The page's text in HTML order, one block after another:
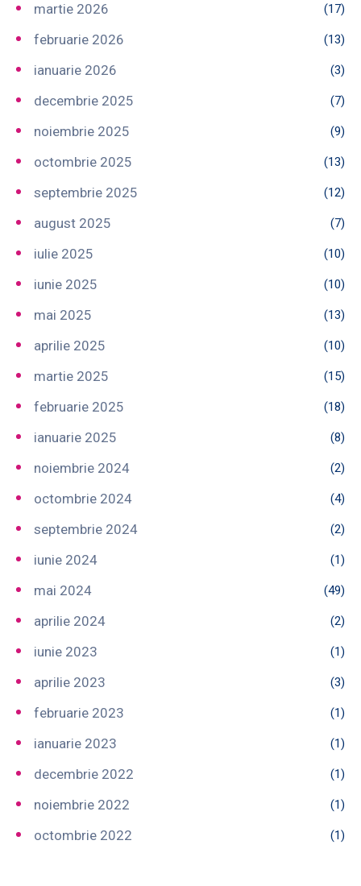
martie 2026 (17)
februarie 2026 (13)
ianuarie 2026 (3)
decembrie 2025 (7)
noiembrie 2025 (9)
octombrie 2025 (13)
septembrie 2025 (12)
august 2025 (7)
iulie 2025 (10)
iunie 2025 (10)
mai 2025 (13)
aprilie 2025 (10)
martie 2025 (15)
februarie 2025 (18)
ianuarie 2025 (8)
noiembrie 2024 (2)
octombrie 2024 (4)
septembrie 2024 (2)
iunie 2024 (1)
mai 2024 (49)
aprilie 2024 (2)
iunie 2023 (1)
aprilie 2023 (3)
februarie 2023 (1)
ianuarie 2023 (1)
decembrie 2022 (1)
noiembrie 2022 (1)
octombrie 2022 (1)